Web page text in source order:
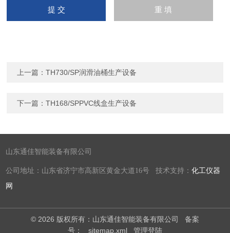
上一篇：TH730/SP润滑油桶生产设备
下一篇：TH168/SPPVC线盒生产设备
山东通佳智能装备有限公司
公司地址：山东省济宁市高新区黄金大道16号 技术支持：化工仪器
网
© 2026 版权所有：山东通佳智能装备有限公司 备案
号：
sitemap.xml 管理登陆